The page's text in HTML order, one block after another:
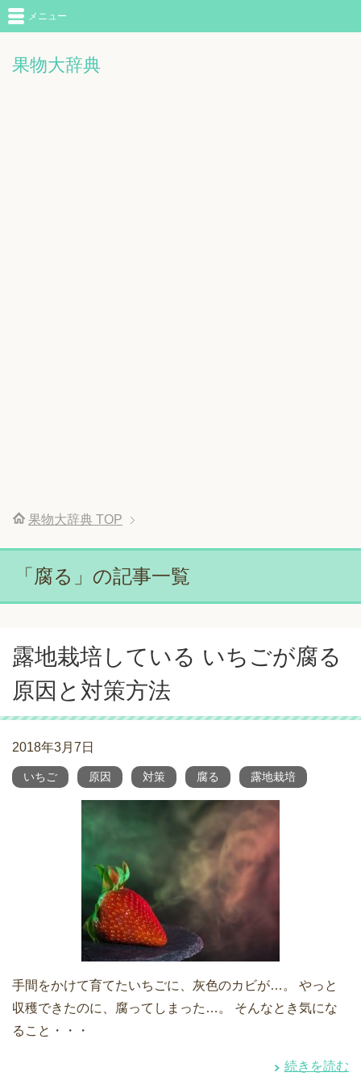
果物大辞典
メニュー
果物大辞典 TOP
「腐る」の記事一覧
露地栽培している いちごが腐る
原因と対策方法
2018年3月7日
いちご 原因 対策 腐る 露地栽培
手間をかけて育てたいちごに、灰色のカビが…。 やっと
収穫できたのに、腐ってしまった…。 そんなとき気にな
ること・・・
続きを読む